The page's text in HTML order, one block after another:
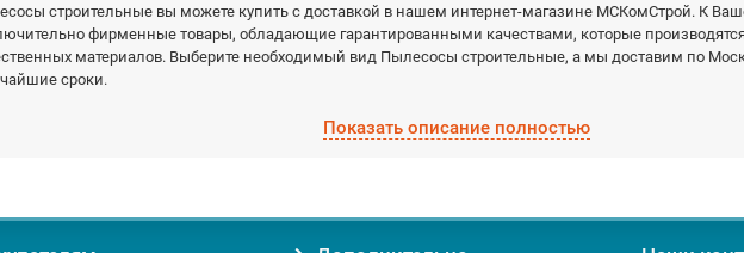
строительные вы можете купить с доставкой в нашем интернет-магазине МСКомСтрой. К
фирменные товары, обладающие гарантированными качествами, которые
материалов. Выберите необходимый вид Пылесосы строительные, а мы доставим по
сроки.
Показать описание полностью